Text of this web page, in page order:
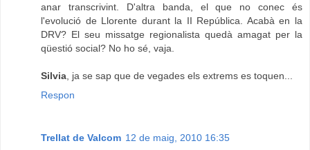
anar transcrivint. D'altra banda, el que no conec és
l'evolució de Llorente durant la II República. Acabà en la
DRV? El seu missatge regionalista quedà amagat per la
qüestió social? No ho sé, vaja.
Silvia , ja se sap que de vegades els extrems es toquen...
Respon
Trellat de Valcom 12 de maig, 2010 16:35